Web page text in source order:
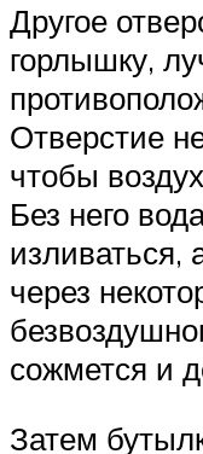
Другое
горлышку,
Отверстие
чтобы
Без него
изливаться,
через
сожмется и
Затем